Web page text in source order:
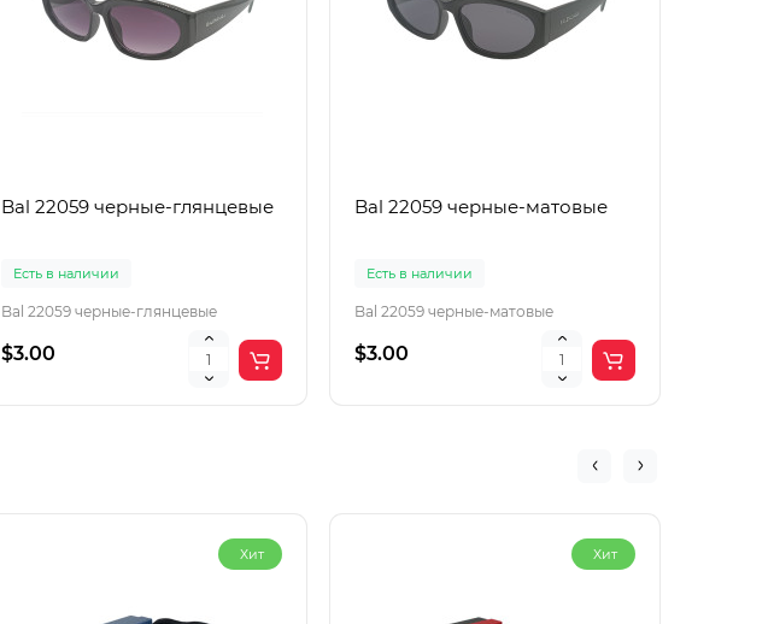
Bal 22059 черные-глянцевые
Есть в наличии
Bal 22059 черные-глянцевые
$3.00
Bal 22059 черные-матовые
Есть в наличии
Bal 22059 черные-матовые
$3.00
Хит Хит